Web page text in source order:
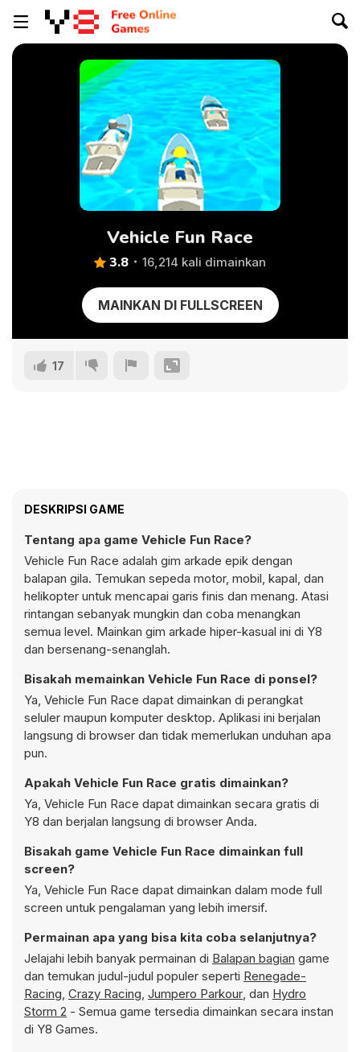
Vehicle Fun Race
3.8 16,214 kali dimainkan
MAINKAN DI FULLSCREEN
17
DESKRIPSI GAME
Tentang apa game Vehicle Fun Race?
Vehicle Fun Race adalah gim arkade epik dengan
balapan gila. Temukan sepeda motor, mobil, kapal, dan
helikopter untuk mencapai garis finis dan menang. Atasi
rintangan sebanyak mungkin dan coba menangkan
semua level. Mainkan gim arkade hiper-kasual ini di Y8
dan bersenang-senanglah.
Bisakah memainkan Vehicle Fun Race di ponsel?
Ya, Vehicle Fun Race dapat dimainkan di perangkat
seluler maupun komputer desktop. Aplikasi ini berjalan
langsung di browser dan tidak memerlukan unduhan apa
pun.
Apakah Vehicle Fun Race gratis dimainkan?
Ya, Vehicle Fun Race dapat dimainkan secara gratis di
Y8 dan berjalan langsung di browser Anda.
Bisakah game Vehicle Fun Race dimainkan full
screen?
Ya, Vehicle Fun Race dapat dimainkan dalam mode full
screen untuk pengalaman yang lebih imersif.
Permainan apa yang bisa kita coba selanjutnya?
Jelajahi lebih banyak permainan di Balapan bagian game
dan temukan judul-judul populer seperti Renegade-
Racing, Crazy Racing, Jumpero Parkour, dan Hydro
Storm 2 - Semua game tersedia dimainkan secara instan
di Y8 Games.